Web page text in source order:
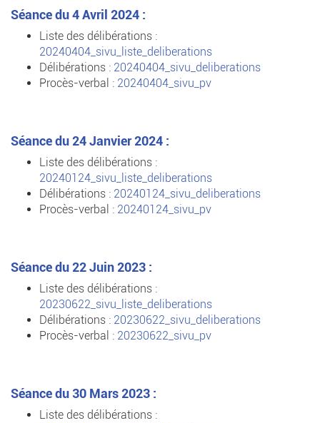
Séance du 4 Avril 2024 :
Liste des délibérations :
20240404_sivu_liste_deliberations
Délibérations : 20240404_sivu_deliberations
Procès-verbal : 20240404_sivu_pv
Séance du 24 Janvier 2024 :
Liste des délibérations :
20240124_sivu_liste_deliberations
Délibérations : 20240124_sivu_deliberations
Procès-verbal : 20240124_sivu_pv
Séance du 22 Juin 2023 :
Liste des délibérations :
20230622_sivu_liste_deliberations
Délibérations : 20230622_sivu_deliberations
Procès-verbal : 20230622_sivu_pv
Séance du 30 Mars 2023 :
Liste des délibérations :